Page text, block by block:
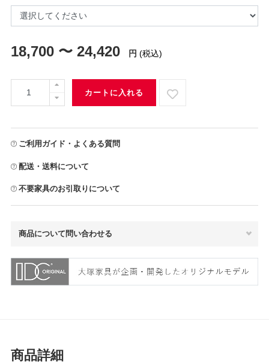
18,700 〜 24,420 円 (税込)
カートに入れる
ご利用ガイド・よくある質問
配送・送料について
不要家具のお引取りについて
商品について問い合わせる
商品詳細